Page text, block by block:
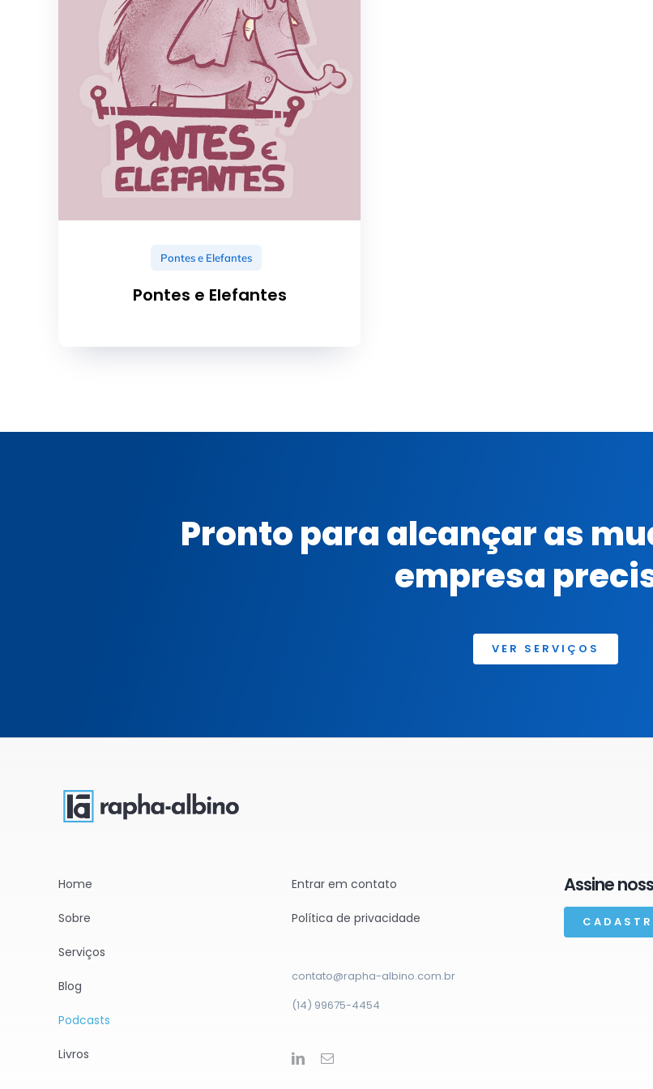
Pontes e Elefantes
Pontes e Elefantes
Pronto para alcançar as
empresa
VER SERVIÇOS
Home
Sobre
Serviços
Blog
Podcasts
Livros
Entrar em contato
Política de privacidade
contato@rapha-albino.com.br
(14) 99675-4454
Assine